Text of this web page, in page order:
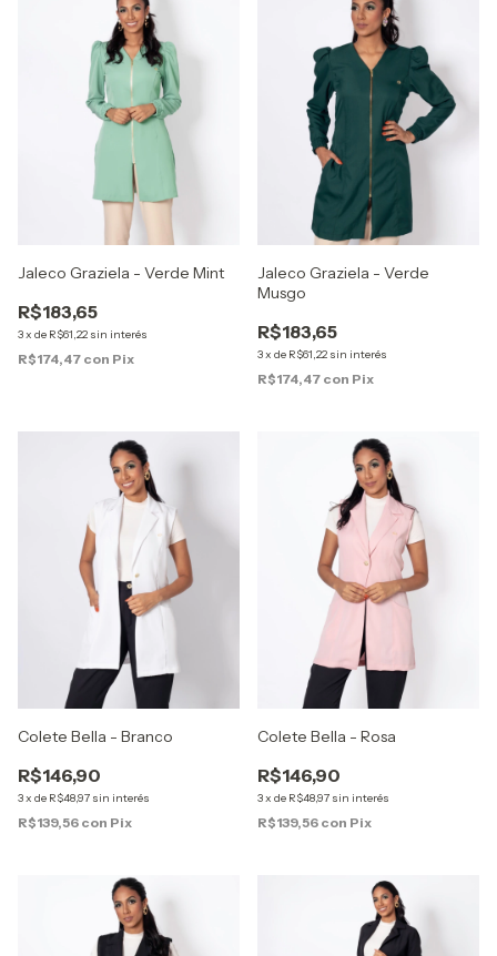
Jaleco Graziela - Verde Mint
R$183,65
3x de R$61,22 sin interés
R$174,47 con Pix
Jaleco Graziela - Verde
Musgo
R$183,65
3x de R$61,22 sin interés
R$174,47 con Pix
Colete Bella - Branco
R$146,90
3x de R$48,97 sin interés
R$139,56 con Pix
Colete Bella - Rosa
R$146,90
3x de R$48,97 sin interés
R$139,56 con Pix